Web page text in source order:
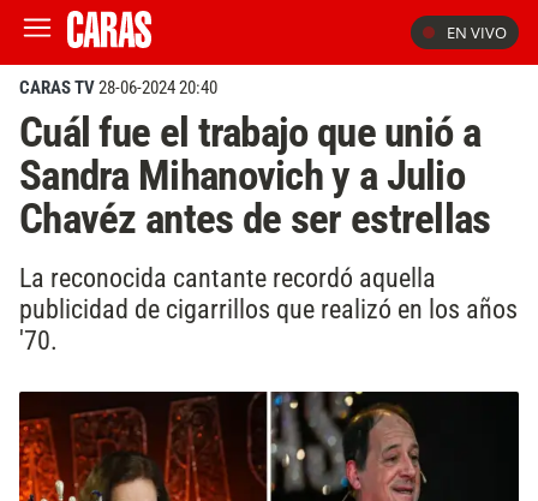
EN VIVO
CARAS TV28-06-2024 20:40
Cuál fue el trabajo que unió a
Sandra Mihanovich y a Julio
Chavéz antes de ser estrellas
La reconocida cantante recordó aquella
publicidad de cigarrillos que realizó en los años
'70.